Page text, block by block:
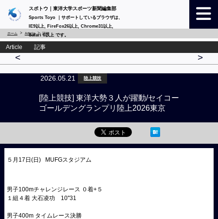
スポトウ｜東洋大学スポーツ新聞編集部
Sports Toyo ｜サポートしているブラウザは、
IE9以上, FireFox26以上, Chrome31以上,
Safari 6以上 です。
ホーム Article 詳細
Article 記事
< >
2026.05.21 陸上競技
[陸上競技] 東洋大勢３人が躍動/セイコー
ゴールデングランプリ陸上2026東京
５月17日(日) MUFGスタジアム
男子100mチャレンジレース ０着+５
１組４着 大石凌功 10''31
男子400m タイムレース決勝